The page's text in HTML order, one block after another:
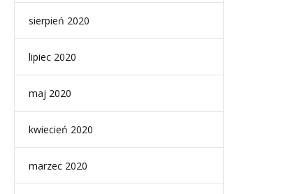
sierpień 2020
lipiec 2020
maj 2020
kwiecień 2020
marzec 2020